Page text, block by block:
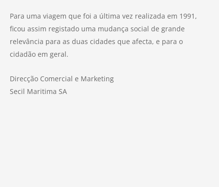
Para uma viagem que foi a última vez realizada em 1991,
ficou assim registado uma mudança social de grande
relevância para as duas cidades que afecta, e para o
cidadão em geral.
Direcção Comercial e Marketing
Secil Maritima SA